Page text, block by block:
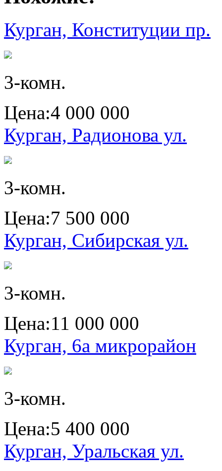
Курган, Конституции пр.
3-комн.
Цена:4 000 000
Курган, Радионова ул.
3-комн.
Цена:7 500 000
Курган, Сибирская ул.
3-комн.
Цена:11 000 000
Курган, 6а микрорайон
3-комн.
Цена:5 400 000
Курган, Уральская ул.